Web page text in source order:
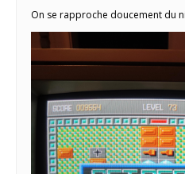
On se rapproche doucement du